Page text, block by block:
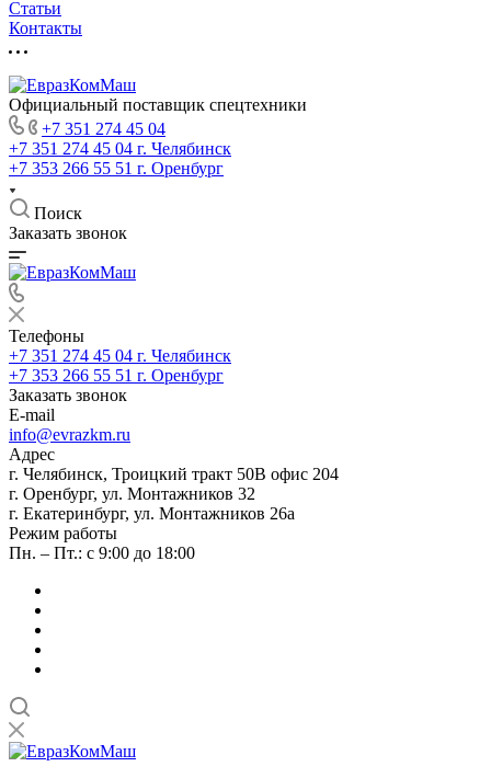
Статьи
Контакты
Официальный поставщик спецтехники
+7 351 274 45 04
+7 351 274 45 04 г. Челябинск
+7 353 266 55 51 г. Оренбург
Поиск
Заказать звонок
Телефоны
+7 351 274 45 04 г. Челябинск
+7 353 266 55 51 г. Оренбург
Заказать звонок
E-mail
info@evrazkm.ru
Адрес
г. Челябинск, Троицкий тракт 50В офис 204
г. Оренбург, ул. Монтажников 32
г. Екатеринбург, ул. Монтажников 26а
Режим работы
Пн. – Пт.: с 9:00 до 18:00